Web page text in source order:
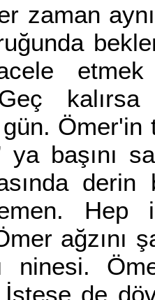
aynı
Ömer'in
ya başını
derin
ağzını
ninesi.
de